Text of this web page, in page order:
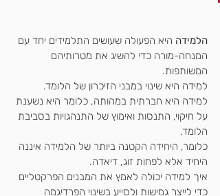
הלמידה היא הפעולה שעושים התלמידים יחד עם
המנחה-מורה כדי להשיג את מטרותיהם
המשותפות.
למידה היא שינוי במבני הזיכרון של הלומד.
למידה היא חברתית במהותה, כלומר היא נשענת
על חיקוי, התנסות ואימוץ של התנהגויות בסביבת
הלומד.
כלומר, היחידה הקטנה ביותר של הלמידה איננה
היחיד אלא לפחות זוג, דיאדה.
איך למידה יכולה לאמץ את המבנים הפרקטליים
כדי לייצר גמישות ולסייע בשינוי הפרדיגמה